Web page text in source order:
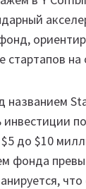
стартапов на
до $10
фонда